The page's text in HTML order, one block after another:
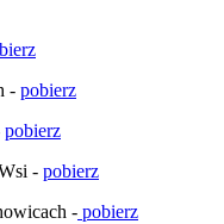
- pobierz
pobierz
- pobierz
- pobierz